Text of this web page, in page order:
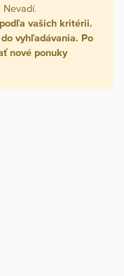
vašich kritérii.
vyhľadávania. Po
nové ponuky